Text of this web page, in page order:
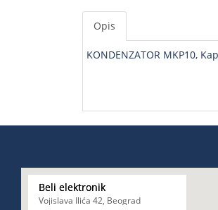
Opis
KONDENZATOR MKP10,
Beli elektronik
Vojislava Ilića 42, Beograd